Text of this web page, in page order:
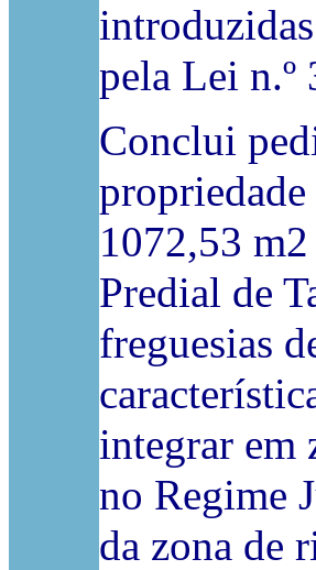
pela Lei n.º
Conclui
1072,53
Predial de
freguesias
integrar em
no Regime
da zona de